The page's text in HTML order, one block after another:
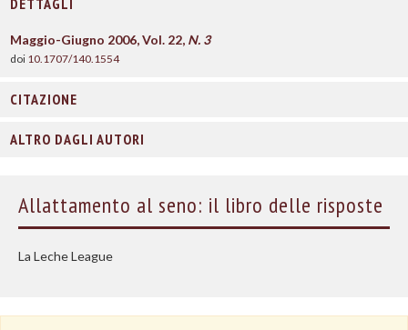
DETTAGLI
Maggio-Giugno 2006, Vol. 22, N. 3
doi 10.1707/140.1554
CITAZIONE
ALTRO DAGLI AUTORI
Allattamento al seno: il libro delle risposte
La Leche League